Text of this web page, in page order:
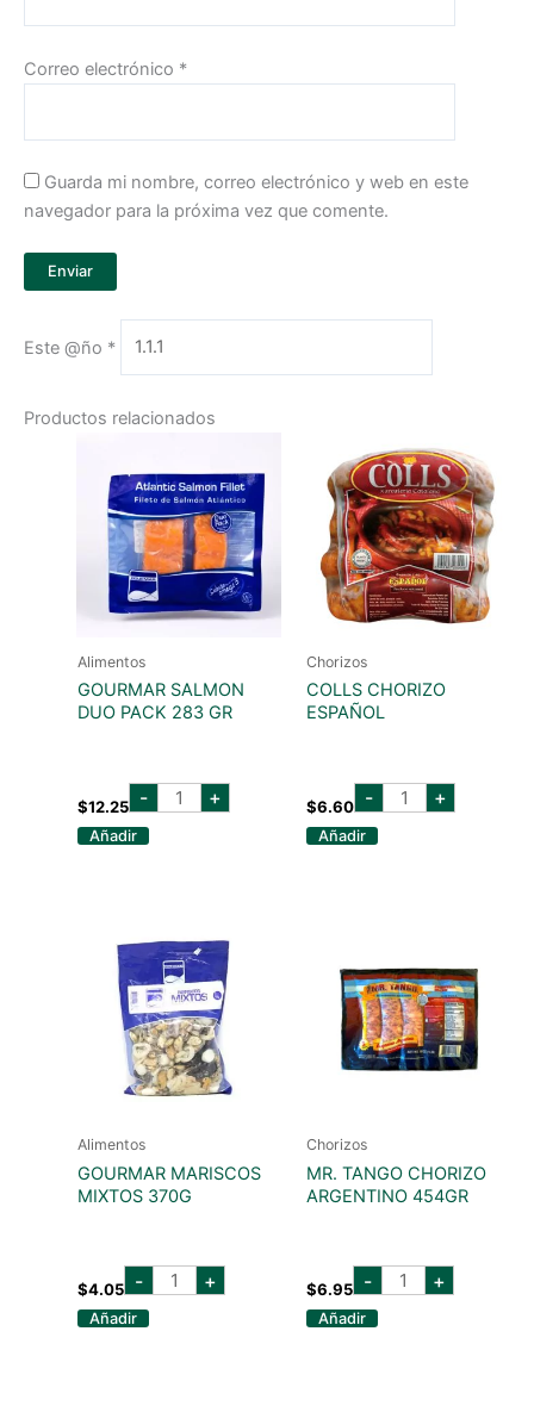
Correo electrónico *
Guarda mi nombre, correo electrónico y web en este
navegador para la próxima vez que comente.
Este @ño *
Productos relacionados
Alimentos
GOURMAR SALMON
DUO PACK 283 GR
$12.25 - GOURMAR
SALMON
+
Añadir
Chorizos
COLLS CHORIZO
ESPAÑOL
$6.60 - COLLS
CHORIZO
+
Añadir
Alimentos
GOURMAR MARISCOS
MIXTOS 370G
$4.05 - GOURMAR
MARISCOS
+
Añadir
Chorizos
MR. TANGO CHORIZO
ARGENTINO 454GR
$6.95 - MR.
TANGO
+
Añadir